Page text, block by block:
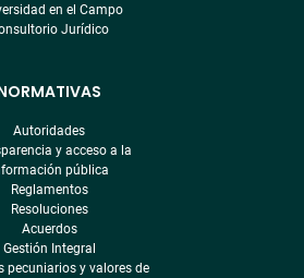
en el Campo
Jurídico
Autoridades
y acceso a la
pública
Reglamentos
Resoluciones
Acuerdos
Gestión Integral
pecuniarios y valores de